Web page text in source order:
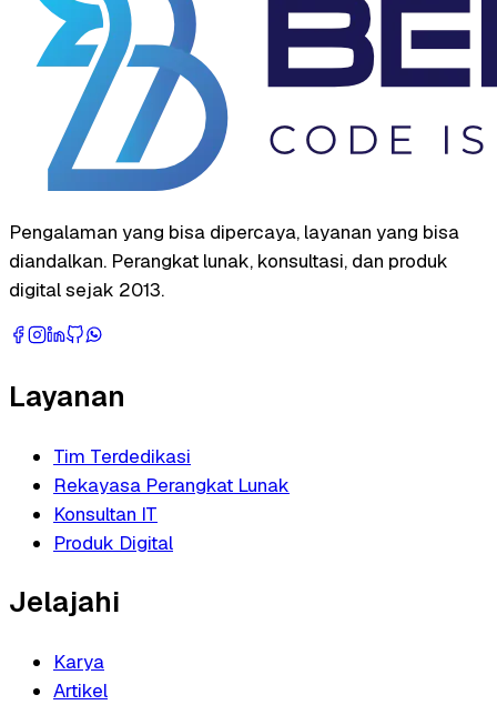
Pengalaman yang bisa dipercaya, layanan yang bisa
diandalkan. Perangkat lunak, konsultasi, dan produk
digital sejak 2013.
Layanan
Tim Terdedikasi
Rekayasa Perangkat Lunak
Konsultan IT
Produk Digital
Jelajahi
Karya
Artikel